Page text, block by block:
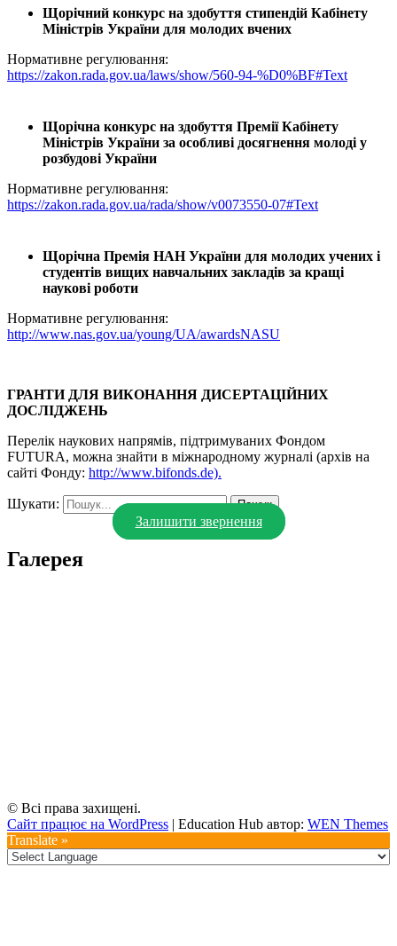
Щорічний конкурс на здобуття стипендій Кабінету
Міністрів України для молодих вчених
Нормативне регулювання:
https://zakon.rada.gov.ua/laws/show/560-94-%D0%BF#Text
Щорічна конкурс на здобуття Премії Кабінету
Міністрів України за особливі досягнення молоді у
розбудові України
Нормативне регулювання:
https://zakon.rada.gov.ua/rada/show/v0073550-07#Text
Щорічна Премія НАН України для молодих учених і
студентів вищих навчальних закладів за кращі
наукові роботи
Нормативне регулювання:
http://www.nas.gov.ua/young/UA/awardsNASU
ГРАНТИ ДЛЯ ВИКОНАННЯ ДИСЕРТАЦІЙНИХ
ДОСЛІДЖЕНЬ
Перелік наукових напрямів, підтримуваних Фондом
FUTURA, можна знайти в міжнародному журналі (архів на
сайті Фонду: http://www.bifonds.de).
Шукати:
Залишити звернення
Галерея
© Всі права захищені.
Сайт працює на WordPress | Education Hub автор: WEN Themes
Translate »